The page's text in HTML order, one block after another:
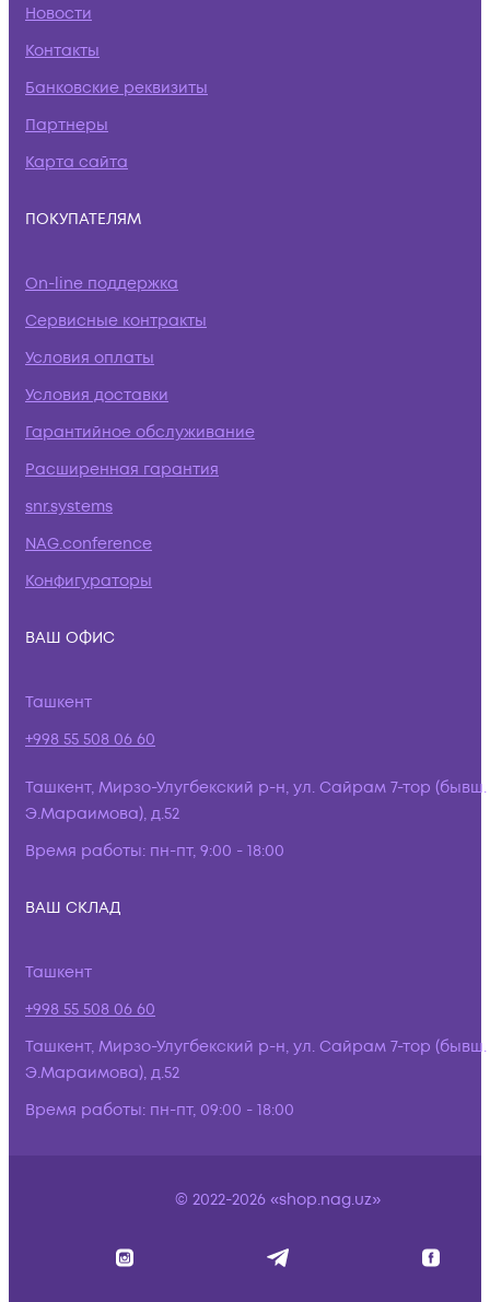
Новости
Контакты
Банковские реквизиты
Партнеры
Карта сайта
ПОКУПАТЕЛЯМ
On-line поддержка
Сервисные контракты
Условия оплаты
Условия доставки
Гарантийное обслуживание
Расширенная гарантия
snr.systems
NAG.conference
Конфигураторы
ВАШ ОФИС
Ташкент
+998 55 508 06 60
Ташкент, Мирзо-Улугбекский р-н, ул. Сайрам 7-тор (бывш.
Э.Мараимова), д.52
Время работы: пн-пт, 9:00 - 18:00
ВАШ СКЛАД
Ташкент
+998 55 508 06 60
Ташкент, Мирзо-Улугбекский р-н, ул. Сайрам 7-тор (бывш.
Э.Мараимова), д.52
Время работы: пн-пт, 09:00 - 18:00
© 2022-2026 «shop.nag.uz»